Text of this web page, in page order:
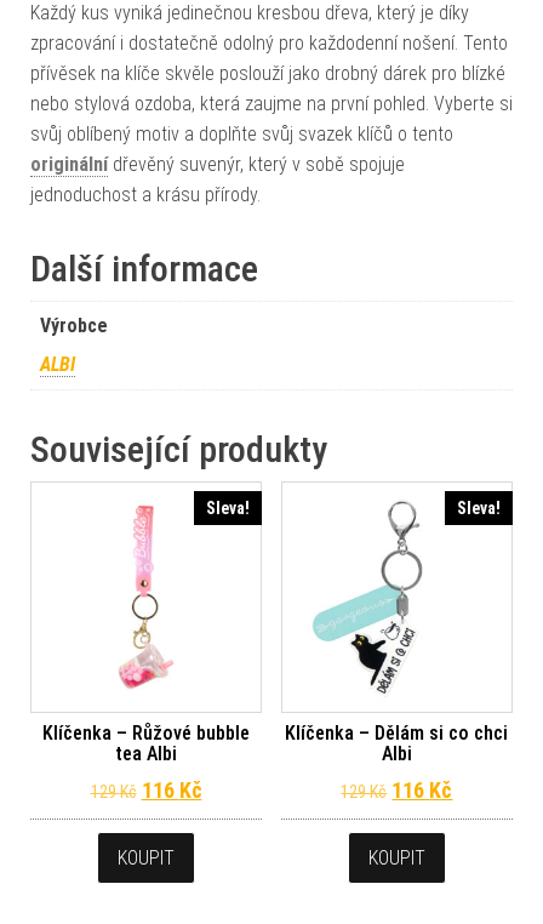
Každý kus vyniká jedinečnou kresbou dřeva, který je díky
zpracování i dostatečně odolný pro každodenní nošení. Tento
přívěsek na klíče skvěle poslouží jako drobný dárek pro blízké
nebo stylová ozdoba, která zaujme na první pohled. Vyberte si
svůj oblíbený motiv a doplňte svůj svazek klíčů o tento
originálnídřevěný suvenýr, který v sobě spojuje
jednoduchost a krásu přírody.
Další informace
Výrobce
ALBI
Související produkty
Sleva!
Klíčenka – Růžové bubble
tea Albi
129Kč Původní cena byla: 129 Kč.
116 KčAktuální cena je: 116 Kč.
KOUPIT
Sleva!
Klíčenka – Dělám si co chci
Albi
129Kč Původní cena
116 Kč
KOUPIT